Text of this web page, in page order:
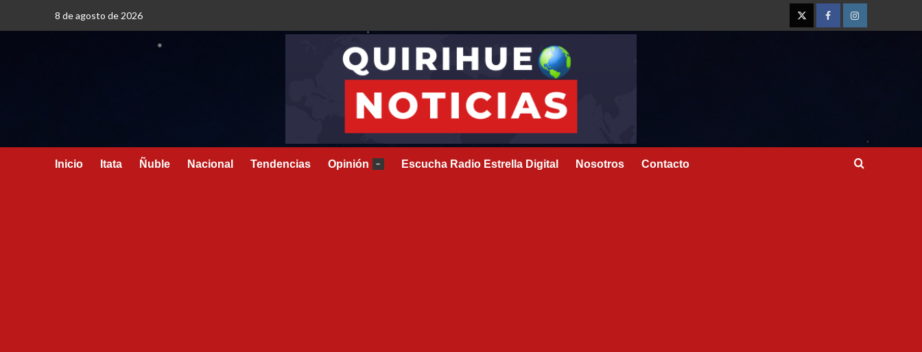
8 de agosto de 2026
Inicio Itata Ñuble Nacional Tendencias Opinión – Escucha Radio Estrella Digital Nosotros Contacto